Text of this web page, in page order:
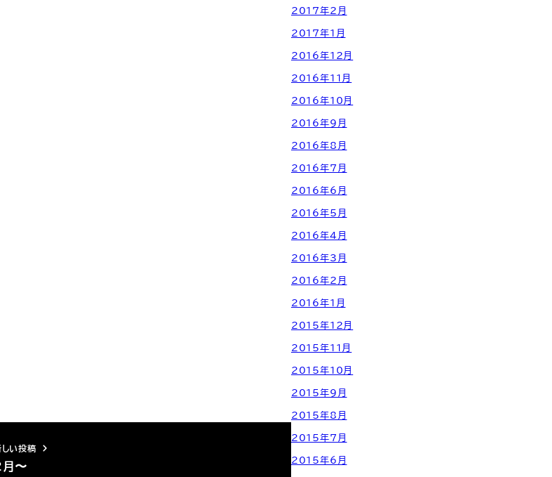
しい投稿
〜
2017年2月
2017年1月
2016年12月
2016年11月
2016年10月
2016年9月
2016年8月
2016年7月
2016年6月
2016年5月
2016年4月
2016年3月
2016年2月
2016年1月
2015年12月
2015年11月
2015年10月
2015年9月
2015年8月
2015年7月
2015年6月